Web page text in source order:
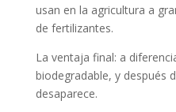
usan en la agricultura a
de fertilizantes.
La ventaja final: a
biodegradable, y después
desaparece.